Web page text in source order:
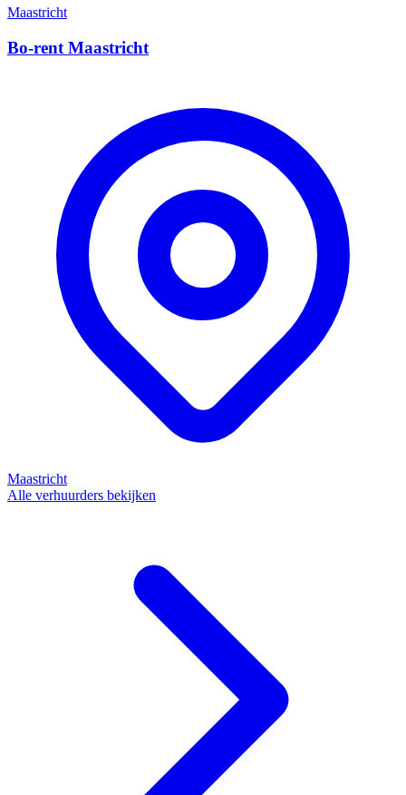
Maastricht
Bo-rent Maastricht
Maastricht
Alle verhuurders bekijken